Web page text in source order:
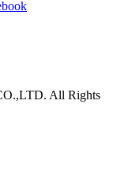
All Rights